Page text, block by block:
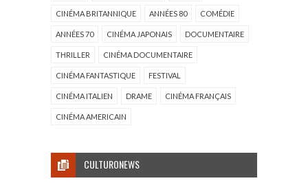
CINÉMA BRITANNIQUE ANNÉES 80 COMÉDIE
ANNÉES 70 CINÉMA JAPONAIS DOCUMENTAIRE
THRILLER CINÉMA DOCUMENTAIRE
CINÉMA FANTASTIQUE FESTIVAL
CINÉMA ITALIEN DRAME CINÉMA FRANÇAIS
CINÉMA AMERICAIN
CULTURONEWS